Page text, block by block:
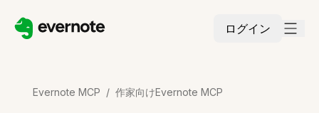
ログイン
Evernote MCP / 作家向けEvernote MCP